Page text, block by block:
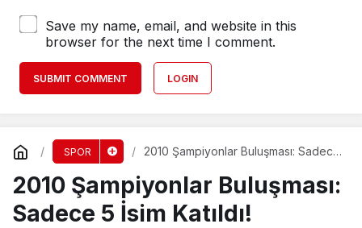
Save my name, email, and website in this
browser for the next time I comment.
SUBMIT COMMENT LOGIN
SPOR
2010 Şampiyonlar Buluşması: Sadece
2010 Şampiyonlar Buluşması:
Sadece 5 İsim Katıldı!